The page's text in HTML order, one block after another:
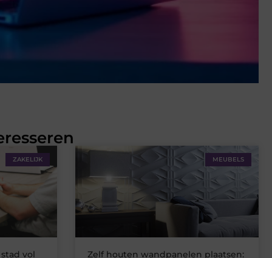
ZAKELIJK
vol
MEUBELS
Zelf houten wandpanelen plaatsen: